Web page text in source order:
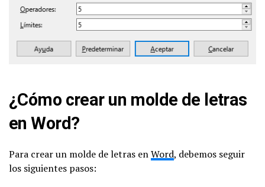
¿Cómo crear un molde de letras
en Word?
Para crear un molde de letras enWord, debemos seguir
los siguientes pasos: